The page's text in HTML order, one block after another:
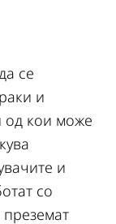
се
и
од кои може
и
со